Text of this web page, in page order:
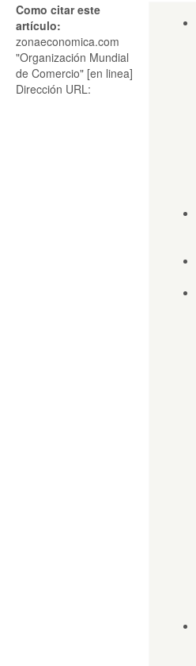
Como citar este
artículo:
zonaeconomica.com
"Organización Mundial
de Comercio" [en linea]
Dirección URL: